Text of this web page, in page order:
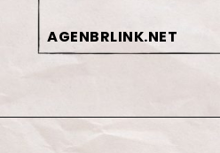
AGENBRLINK.NET